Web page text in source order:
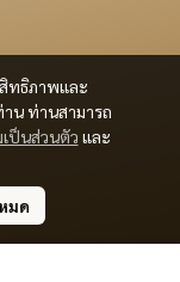
ทธิภาพและ
น ท่านสามารถ
ป็นส่วนตัว และ
มด